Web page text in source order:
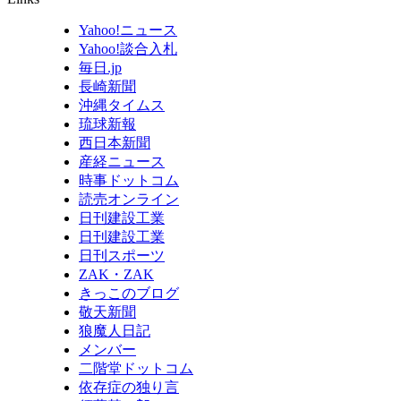
Yahoo!ニュース
Yahoo!談合入札
毎日.jp
長崎新聞
沖縄タイムス
琉球新報
西日本新聞
産経ニュース
時事ドットコム
読売オンライン
日刊建設工業
日刊建設工業
日刊スポーツ
ZAK・ZAK
きっこのブログ
敬天新聞
狼魔人日記
メンバー
二階堂ドットコム
依存症の独り言